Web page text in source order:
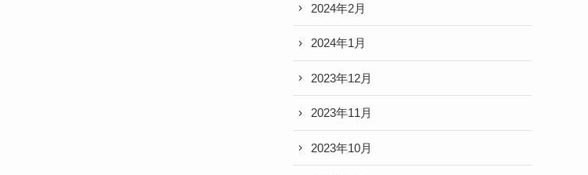
2024年2月
2024年1月
2023年12月
2023年11月
2023年10月